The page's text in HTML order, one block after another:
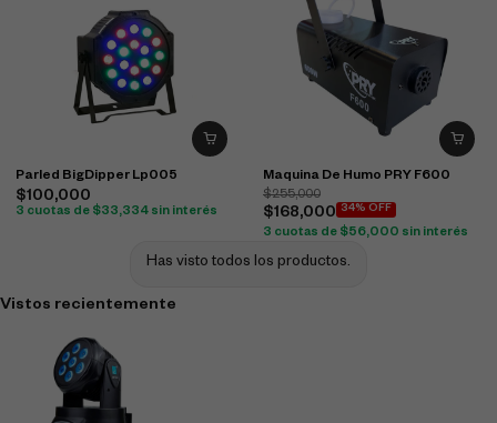
Parled BigDipper Lp005
$100,000
3 cuotas de $33,334 sin interés
Maquina De Humo PRY F600
$255,000
$168,000 34% OFF
3 cuotas de $56,000 sin interés
Has visto todos los productos.
Vistos recientemente